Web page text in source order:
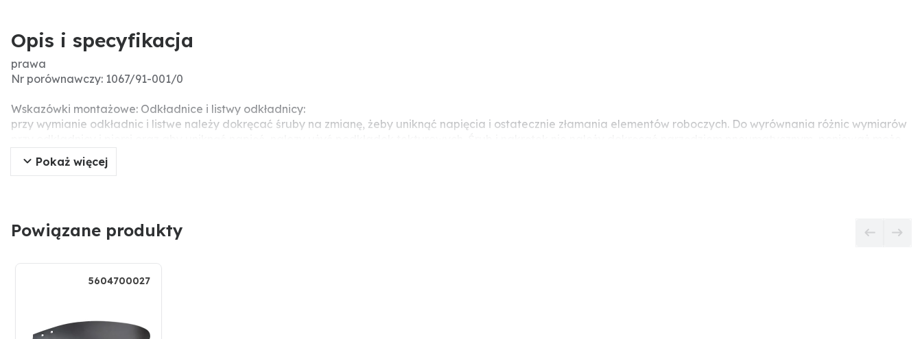
Opis i specyfikacja
prawa
Nr porównawczy: 1067/91-001/0
Wskazówki montażowe: Odkładnice i listwy odkładnicy:
przy wymianie odkładnic i listwe należy dokręcać śruby na zmianę, żeby uniknąć napięcia i ostatecznie złamania elementów roboczych. Do wyrównania różnic wymiarów
prowadzić to do uszkodzeń części roboczej (pęknięcia związane z napięciem).
Pokaż więcej
Powiązane produkty
5604700027